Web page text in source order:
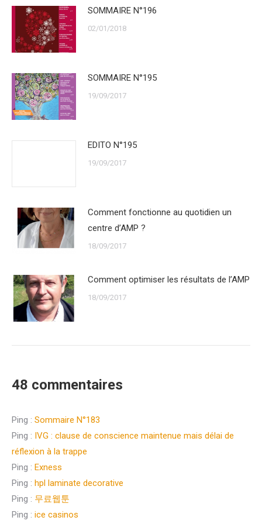
SOMMAIRE N°196
02/01/2018
SOMMAIRE N°195
19/09/2017
EDITO N°195
19/09/2017
Comment fonctionne au quotidien un
centre d’AMP ?
18/09/2017
Comment optimiser les résultats de l’AMP
18/09/2017
48 commentaires
Ping : Sommaire N°183
Ping : IVG : clause de conscience maintenue mais délai de
réflexion à la trappe
Ping : Exness
Ping : hpl laminate decorative
Ping : 무료웹툰
Ping : ice casinos